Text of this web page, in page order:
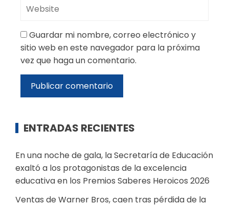
Guardar mi nombre, correo electrónico y
sitio web en este navegador para la próxima
vez que haga un comentario.
ENTRADAS RECIENTES
En una noche de gala, la Secretaría de Educación
exaltó a los protagonistas de la excelencia
educativa en los Premios Saberes Heroicos 2026
Ventas de Warner Bros, caen tras pérdida de la